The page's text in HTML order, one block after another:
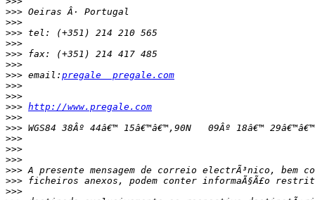
>>>
>>>
>>>
>>>
>>>
>>>
>>> email: pregale  pregale.com
>>>
>>>
>>> http://www.pregale.com
>>>
>>>
>>>
>>>
>>>
>>>
>>>
>>>